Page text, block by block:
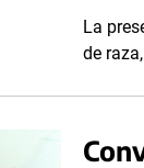
La
de